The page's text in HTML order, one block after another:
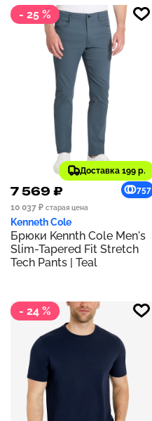
- 25 %
Доставка 199 р.
7 569 ₽
757
10 037 ₽ старая цена
Kenneth Cole
Брюки Kennth Cole Men's
Slim-Tapered Fit Stretch
Tech Pants | Teal
- 24 %